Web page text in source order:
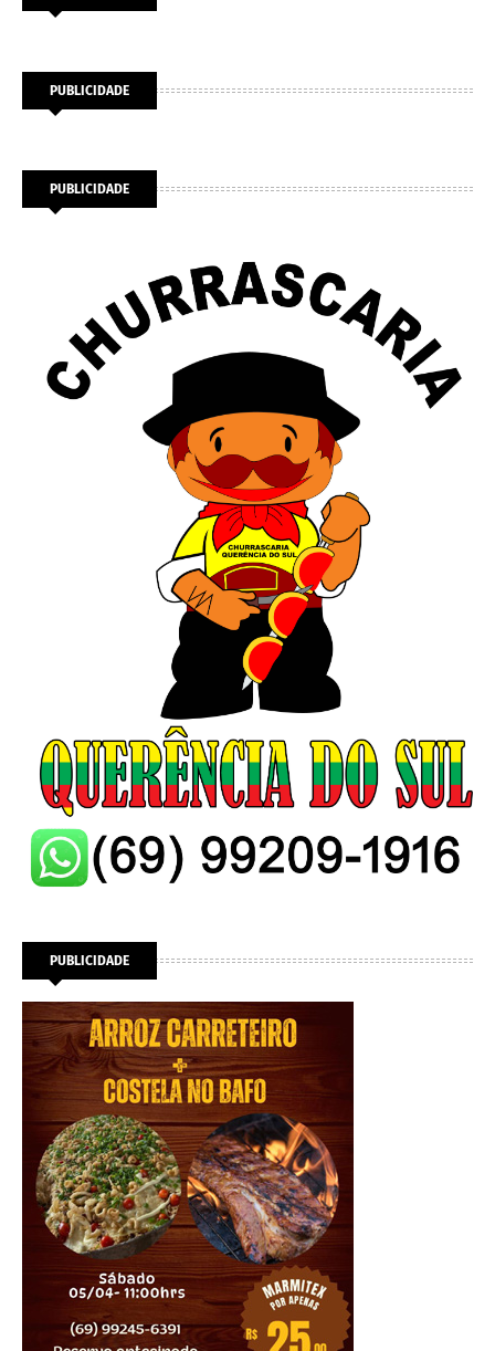
PUBLICIDADE
PUBLICIDADE
PUBLICIDADE